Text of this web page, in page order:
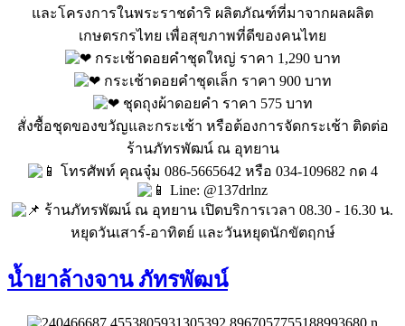
และโครงการในพระราชดำริ ผลิตภัณฑ์ที่มาจากผลผลิต
เกษตรกรไทย เพื่อสุขภาพที่ดีของคนไทย
กระเช้าดอยคำชุดใหญ่ ราคา 1,290 บาท
กระเช้าดอยคำชุดเล็ก ราคา 900 บาท
ชุดถุงผ้าดอยคำ ราคา 575 บาท
สั่งซื้อชุดของขวัญและกระเช้า หรือต้องการจัดกระเช้า ติดต่อ
ร้านภัทรพัฒน์ ณ อุทยาน
โทรศัพท์ คุณจุ๋ม 086-5665642 หรือ 034-109682 กด 4
Line: @137drlnz
ร้านภัทรพัฒน์ ณ อุทยาน เปิดบริการเวลา 08.30 - 16.30 น.
หยุดวันเสาร์-อาทิตย์ และวันหยุดนักขัตฤกษ์
น้ำยาล้างจาน ภัทรพัฒน์